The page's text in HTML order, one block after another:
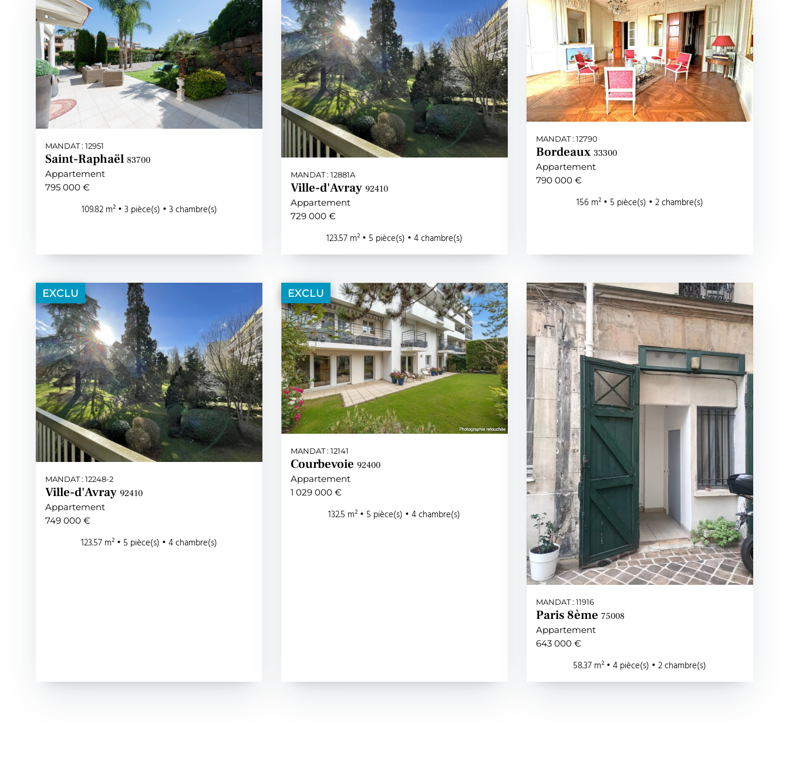
MANDAT : 12951
Saint-Raphaël83700
Appartement
795 000 €
109.82 m² • 3 pièce(s) • 3 chambre(s)
MANDAT : 12881A
Ville-d'Avray 92410
Appartement
729 000 €
123.57 m² • 5 pièce(s) • 4 chambre(s)
MANDAT : 12790
Bordeaux 33300
Appartement
790 000 €
156 m² • 5 pièce(s) • 2 chambre(s)
EXCLU
MANDAT : 12248-2
Ville-d'Avray 92410
Appartement
749 000 €
123.57 m² • 5 pièce(s) • 4 chambre(s)
EXCLU
MANDAT : 12141
Courbevoie 92400
Appartement
1 029 000 €
132.5 m² • 5 pièce(s) • 4 chambre(s)
MANDAT : 11916
Paris 8ème 75008
Appartement
643 000 €
58.37 m² • 4 pièce(s) • 2 chambre(s)